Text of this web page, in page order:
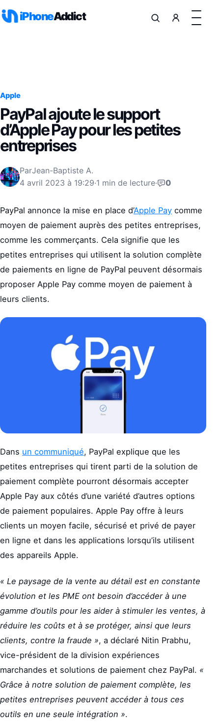
iPhoneAddict
Apple
PayPal ajoute le support
d’Apple Pay pour les petites
entreprises
ParJean-Baptiste A.
4 avril 2023 à 19:29·1 min de lecture· 0
PayPal annonce la mise en place d’Apple Pay comme
moyen de paiement auprès des petites entreprises,
comme les commerçants. Cela signifie que les
petites entreprises qui utilisent la solution complète
de paiements en ligne de PayPal peuvent désormais
proposer Apple Pay comme moyen de paiement à
leurs clients.
Dans un communiqué, PayPal explique que les
petites entreprises qui tirent parti de la solution de
paiement complète pourront désormais accepter
Apple Pay aux côtés d’une variété d’autres options
de paiement populaires. Apple Pay offre à leurs
clients un moyen facile, sécurisé et privé de payer
en ligne et dans les applications lorsqu’ils utilisent
des appareils Apple.
« Le paysage de la vente au détail est en constante
évolution et les PME ont besoin d’accéder à une
gamme d’outils pour les aider à stimuler les ventes, à
réduire les coûts et à se protéger, ainsi que leurs
clients, contre la fraude », a déclaré Nitin Prabhu,
vice-président de la division expériences
marchandes et solutions de paiement chez PayPal. «
Grâce à notre solution de paiement complète, les
petites entreprises peuvent accéder à tous ces
outils en une seule intégration ».